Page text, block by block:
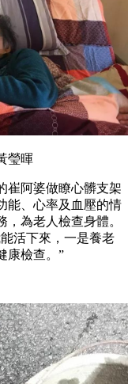
瑩暉
阿婆做瞭心髒支架
能、心率及血壓的情
為老人檢查身體。
活下來，一是養老
康檢查。”